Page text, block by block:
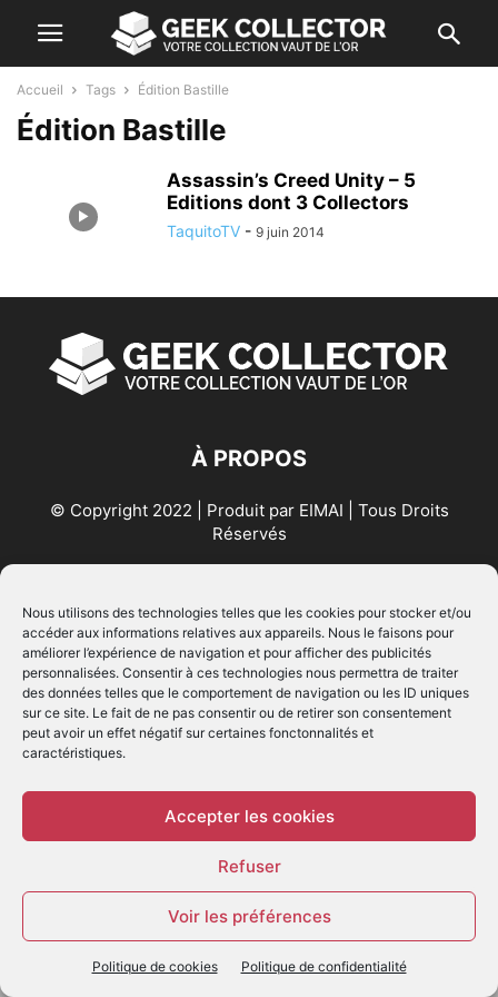
Nous utilisons des technologies telles que les cookies pour stocker et/ou
accéder aux informations relatives aux appareils. Nous le faisons pour
améliorer l’expérience de navigation et pour afficher des publicités
personnalisées. Consentir à ces technologies nous permettra de traiter
des données telles que le comportement de navigation ou les ID uniques
sur ce site. Le fait de ne pas consentir ou de retirer son consentement
peut avoir un effet négatif sur certaines fonctonnalités et
caractéristiques.
Accepter les cookies
Refuser
Voir les préférences
Politique de cookies Politique de confidentialité
Accueil Tags Édition Bastille
Édition Bastille
Assassin’s Creed Unity – 5
Editions dont 3 Collectors
TaquitoTV - 9 juin 2014
À PROPOS
© Copyright 2022 | Produit par EIMAI | Tous Droits
Réservés
SUIVEZ NOUS